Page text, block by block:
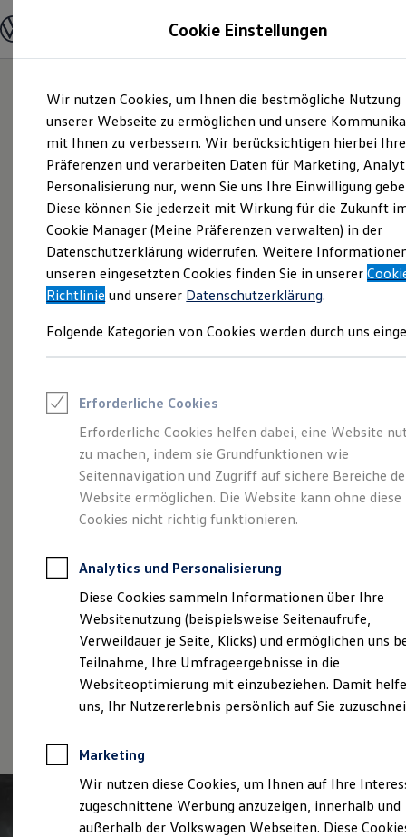
Hauptinhalt
springen
Footer
springen
Modelle und Konfigurator
Modelle vergleichen
Elektroautos
ENERGY Sondermodelle
Nutzfahrzeuge
SUV und CUV
Familienautos
Kombis
Kompaktwagen
Sportwagen
Schnell verfügbare Fahrzeuge
Angebote und Produkte
Aktuelle Angebote
E-Auto-Förderung
Volkswagen Marktplatz
Junge Gebrauchtwagen und Gebrauchtwagen
Saisonangebote
Leasing
Leasing-Angebote
Gebrauchtwagen Leasing
Junge Gebrauchtwagen-Leasing
Elektroauto Leasing
Kleinwagen-Leasing
Leasing ohne Anzahlung
Autokredit mit Schlussrate
Versicherungen und Garantien
Kfz-Versicherung
Restschuldversicherungen
Garantien
Wartungsverträge
Geschäftskunden
Professional Class bei Volkswagen
Großkunden
Behörden
Anpfiff zum Gewinn
Elektroautos
ID. Tutorials
Elektrofahrzeugkonzepte
Der T-Roc
Impressum & Rechtliches)
Cookie Einstellungen
Wir nutzen Cookies, um Ihnen die bestmögliche Nutzung
unserer Webseite zu ermöglichen und unsere
mit Ihnen zu verbessern. Wir berücksichtigen hierbei Ihre
Präferenzen und verarbeiten Daten für Marketing,
Personalisierung nur, wenn Sie uns Ihre Einwilligung
Diese können Sie jederzeit mit Wirkung für die Zukunft
Cookie Manager (Meine Präferenzen verwalten) in der
Datenschutzerklärung widerrufen. Weitere
unseren eingesetzten Cookies finden Sie in unserer
Richtlinie und unserer Datenschutzerklärung.
Folgende Kategorien von Cookies werden durch uns
Erforderliche Cookies
Erforderliche Cookies helfen dabei, eine Website
zu machen, indem sie Grundfunktionen wie
Seitennavigation und Zugriff auf sichere Bereiche
Website ermöglichen. Die Website kann ohne diese
Cookies nicht richtig funktionieren.
Analytics und Personalisierung
Diese Cookies sammeln Informationen über Ihre
Websitenutzung (beispielsweise Seitenaufrufe,
Verweildauer je Seite, Klicks) und ermöglichen uns
Teilnahme, Ihre Umfrageergebnisse in die
Websiteoptimierung mit einzubeziehen. Damit
uns, Ihr Nutzererlebnis persönlich auf Sie
Marketing
Wir nutzen diese Cookies, um Ihnen auf Ihre
zugeschnittene Werbung anzuzeigen, innerhalb und
außerhalb der Volkswagen Webseiten. Diese